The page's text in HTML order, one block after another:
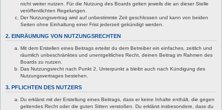
nicht weiter nutzen. Für die Nutzung des Boards gelten jeweils die an dieser Stelle
veröffentlichten Regelungen.
Der Nutzungsvertrag wird auf unbestimmte Zeit geschlossen und kann von beiden
Seiten ohne Einhaltung einer Frist jederzeit gekündigt werden.
2. EINRÄUMUNG VON NUTZUNGSRECHTEN
Mit dem Erstellen eines Beitrags erteilst du dem Betreiber ein einfaches, zeitlich und
räumlich unbeschränktes und unentgeltliches Recht, deinen Beitrag im Rahmen des
Boards zu nutzen.
Das Nutzungsrecht nach Punkt 2, Unterpunkt a bleibt auch nach Kündigung des
Nutzungsvertrages bestehen.
3. PFLICHTEN DES NUTZERS
Du erklärst mit der Erstellung eines Beitrags, dass er keine Inhalte enthält, die gegen
geltendes Recht oder die guten Sitten verstoßen. Du erklärst insbesondere, dass du